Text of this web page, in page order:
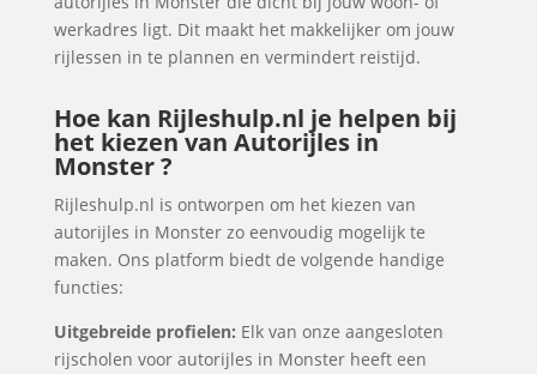
werkadres ligt. Dit maakt het makkelijker om jouw
rijlessen in te plannen en vermindert reistijd.
Hoe kan Rijleshulp.nl je helpen bij
het kiezen van Autorijles in
Monster ?
Rijleshulp.nl is ontworpen om het kiezen van
autorijles in Monster zo eenvoudig mogelijk te
maken. Ons platform biedt de volgende handige
functies:
Uitgebreide profielen: Elk van onze aangesloten
rijscholen voor autorijles in Monster heeft een